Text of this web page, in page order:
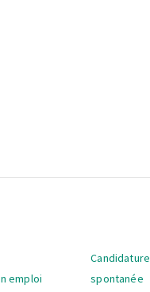
emploi
Candidature
spontanée